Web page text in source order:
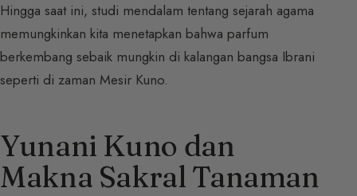
Hingga saat ini, studi mendalam tentang sejarah agama
memungkinkan kita menetapkan bahwa parfum
berkembang sebaik mungkin di kalangan bangsa Ibrani
seperti di zaman Mesir Kuno.
Yunani Kuno dan
Makna Sakral Tanaman